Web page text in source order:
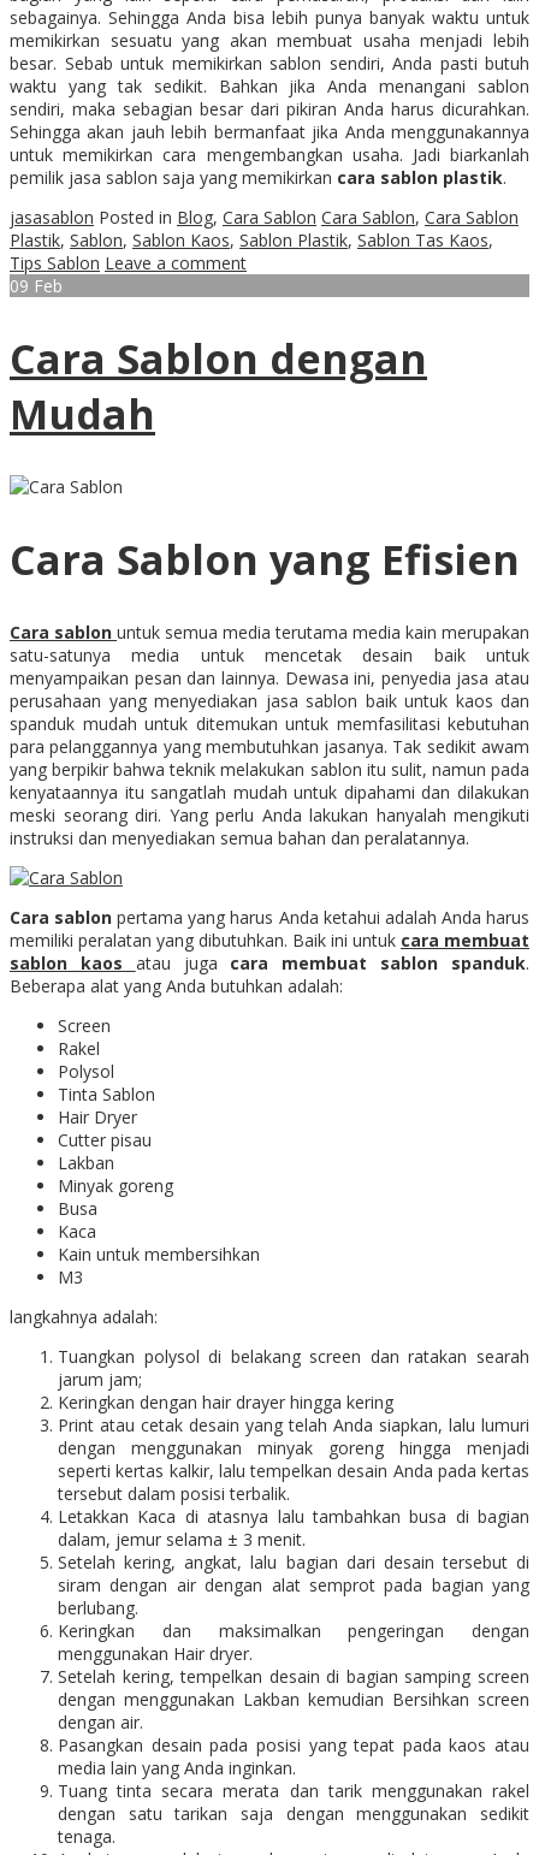
sebagainya. Sehingga Anda bisa lebih punya banyak waktu untuk
memikirkan sesuatu yang akan membuat usaha menjadi lebih
besar. Sebab untuk memikirkan sablon sendiri, Anda pasti butuh
waktu yang tak sedikit. Bahkan jika Anda menangani sablon
sendiri, maka sebagian besar dari pikiran Anda harus dicurahkan.
Sehingga akan jauh lebih bermanfaat jika Anda menggunakannya
untuk memikirkan cara mengembangkan usaha. Jadi biarkanlah
pemilik jasa sablon saja yang memikirkan cara sablon plastik.
jasasablon Posted in Blog, Cara Sablon Cara Sablon, Cara Sablon
Plastik, Sablon, Sablon Kaos, Sablon Plastik, Sablon Tas Kaos,
Tips Sablon Leave a comment
09 Feb
Cara Sablon dengan
Mudah
Cara Sablon yang Efisien
Cara sablon untuk semua media terutama media kain merupakan
satu-satunya media untuk mencetak desain baik untuk
menyampaikan pesan dan lainnya. Dewasa ini, penyedia jasa atau
perusahaan yang menyediakan jasa sablon baik untuk kaos dan
spanduk mudah untuk ditemukan untuk memfasilitasi kebutuhan
para pelanggannya yang membutuhkan jasanya. Tak sedikit awam
yang berpikir bahwa teknik melakukan sablon itu sulit, namun pada
kenyataannya itu sangatlah mudah untuk dipahami dan dilakukan
meski seorang diri. Yang perlu Anda lakukan hanyalah mengikuti
instruksi dan menyediakan semua bahan dan peralatannya.
Cara sablonpertama yang harus Anda ketahui adalah Anda harus
memiliki peralatan yang dibutuhkan. Baik ini untuk cara membuat
sablon kaos atau juga cara membuat sablon spanduk.
Beberapa alat yang Anda butuhkan adalah:
Screen
Rakel
Polysol
Tinta Sablon
Hair Dryer
Cutter pisau
Lakban
Minyak goreng
Busa
Kaca
Kain untuk membersihkan
M3
langkahnya adalah:
Tuangkan polysol di belakang screen dan ratakan searah
jarum jam;
Keringkan dengan hair drayer hingga kering
Print atau cetak desain yang telah Anda siapkan, lalu lumuri
dengan menggunakan minyak goreng hingga menjadi
seperti kertas kalkir, lalu tempelkan desain Anda pada kertas
tersebut dalam posisi terbalik.
Letakkan Kaca di atasnya lalu tambahkan busa di bagian
dalam, jemur selama ± 3 menit.
Setelah kering, angkat, lalu bagian dari desain tersebut di
siram dengan air dengan alat semprot pada bagian yang
berlubang.
Keringkan dan maksimalkan pengeringan dengan
menggunakan Hair dryer.
Setelah kering, tempelkan desain di bagian samping screen
dengan menggunakan Lakban kemudian Bersihkan screen
dengan air.
Pasangkan desain pada posisi yang tepat pada kaos atau
media lain yang Anda inginkan.
Tuang tinta secara merata dan tarik menggunakan rakel
dengan satu tarikan saja dengan menggunakan sedikit
tenaga.